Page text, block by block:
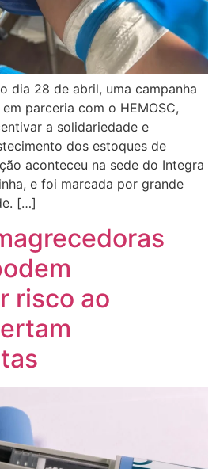
dia 28 de abril, uma campanha
parceria com o HEMOSC,
a solidariedade e
dos estoques de
aconteceu na sede do Integra
e foi marcada por grande
[…]
risco ao